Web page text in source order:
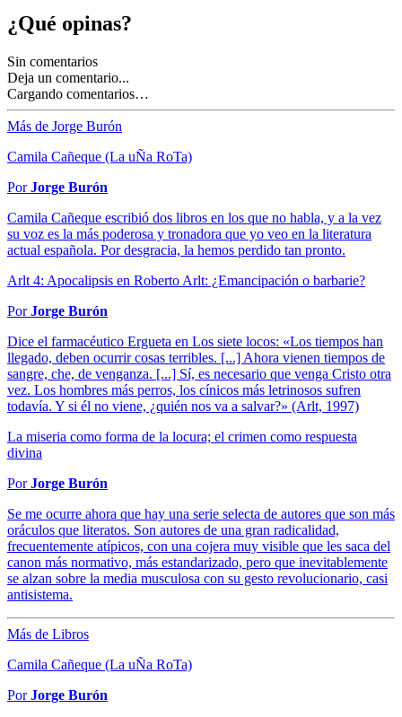
¿Qué opinas?
Sin comentarios
Deja un comentario...
Cargando comentarios…
Más de Jorge Burón
Camila Cañeque (La uÑa RoTa)
PorJorge Burón
Camila Cañeque escribió dos libros en los que no habla, y a la vez
su voz es la más poderosa y tronadora que yo veo en la literatura
actual española. Por desgracia, la hemos perdido tan pronto.
Arlt 4: Apocalipsis en Roberto Arlt: ¿Emancipación o barbarie?
PorJorge Burón
Dice el farmacéutico Ergueta en Los siete locos: «Los tiempos han
llegado, deben ocurrir cosas terribles. [...] Ahora vienen tiempos de
sangre, che, de venganza. [...] Sí, es necesario que venga Cristo otra
vez. Los hombres más perros, los cínicos más letrinosos sufren
todavía. Y si él no viene, ¿quién nos va a salvar?» (Arlt, 1997)
La miseria como forma de la locura; el crimen como respuesta
divina
PorJorge Burón
Se me ocurre ahora que hay una serie selecta de autores que son más
oráculos que literatos. Son autores de una gran radicalidad,
frecuentemente atípicos, con una cojera muy visible que les saca del
canon más normativo, más estandarizado, pero que inevitablemente
se alzan sobre la media musculosa con su gesto revolucionario, casi
antisistema.
Más de Libros
Camila Cañeque (La uÑa RoTa)
PorJorge Burón